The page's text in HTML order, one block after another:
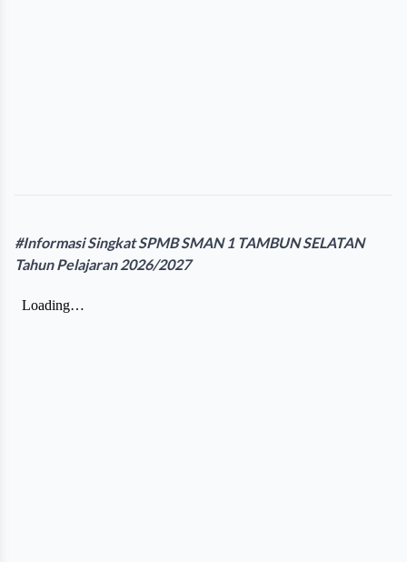
#Informasi Singkat SPMB SMAN 1 TAMBUN SELATAN
Tahun Pelajaran 2026/2027